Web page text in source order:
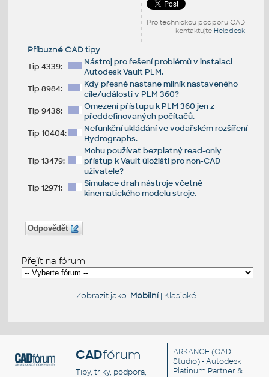
Pro technickou podporu CAD
kontaktujte Helpdesk
Příbuzné CAD tipy:
Tip 4339:
Nástroj pro řešení problémů v instalaci
Autodesk Vault PLM.
Tip 8984:
Kdy přesně nastane milník nastaveného
cíle/události v PLM 360?
Tip 9438:
Omezení přístupu k PLM 360 jen z
předdefinovaných počítačů.
Tip 10404:
Nefunkční ukládání ve vodařském rozšíření
Hydrographs.
Tip 13479:
Mohu používat bezplatný read-only
přístup k Vault úložišti pro non-CAD
uživatele?
Tip 12971:
Simulace drah nástroje včetně
kinematického modelu stroje.
Odpovědět
Přejít na fórum
Zobrazit jako: Mobilní| Klasické
CADfórum
Tipy, triky, podpora,
ARKANCE (CAD
Studio) - Autodesk
Platinum Partner &